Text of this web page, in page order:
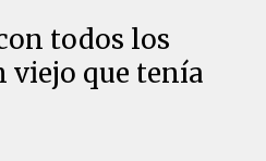
todos los
viejo que tenía